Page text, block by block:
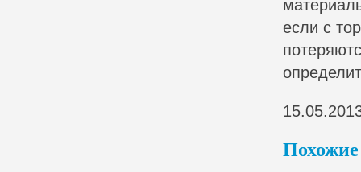
если с
Похожие